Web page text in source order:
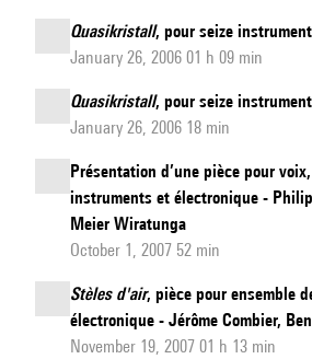
Pompidou)
Quasikristall, pour seize
January 26, 2006 01 h 09 min
Quasikristall, pour seize
January 26, 2006 18 min
Présentation d’une pièce pour
instruments et électronique -
Meier Wiratunga
October 1, 2007 52 min
Stèles d'air, pièce pour ensemble
électronique - Jérôme Combier,
November 19, 2007 01 h 13 min